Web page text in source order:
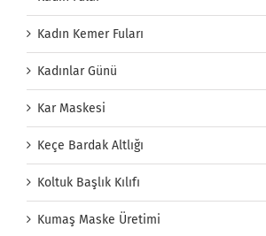
Kadın Kemer Fuları
Kadınlar Günü
Kar Maskesi
Keçe Bardak Altlığı
Koltuk Başlık Kılıfı
Kumaş Maske Üretimi